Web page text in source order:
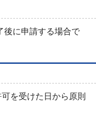
後に申請する場合で
を受けた日から原則